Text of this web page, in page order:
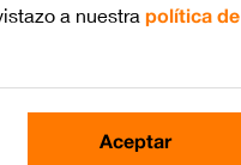
a nuestra política de
Aceptar